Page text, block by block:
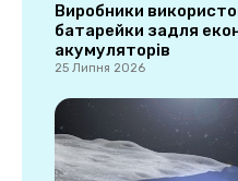
Виробники
батарейки задля
акумуляторів
25 Липня 2026